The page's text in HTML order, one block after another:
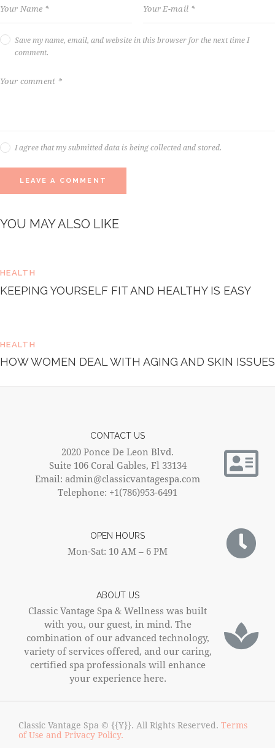
c
b
e
v
n
t
Save my name, email, and website in this browser for the next time I
comment.
I agree that my submitted data is being collected and stored.
YOU MAY ALSO LIKE
HEALTH
KEEPING YOURSELF FIT AND HEALTHY IS EASY
HEALTH
HOW WOMEN DEAL WITH AGING AND SKIN ISSUES
ABOUT US
Classic Vantage Spa & Wellness was built
with you, our guest, in mind. The
combination of our advanced technology,
variety of services offered, and our caring,
certified spa professionals will enhance
your experience here.
OPEN HOURS
Mon-Sat: 10 AM – 6 PM
CONTACT US
2020 Ponce De Leon Blvd.
Suite 106 Coral Gables, Fl 33134
Email: admin@classicvantagespa.com
Telephone: +1(786)953-6491
Classic Vantage Spa © {{Y}}. All Rights Reserved. Terms
of Use and Privacy Policy.